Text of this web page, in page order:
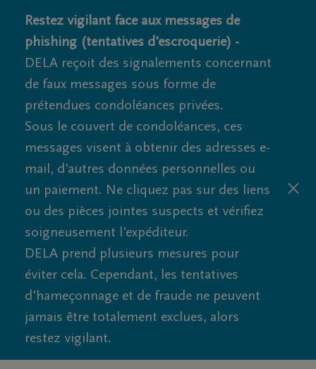
Restez vigilant face aux messages de
phishing (tentatives d'escroquerie) -
DELA reçoit des signalements concernant
de faux messages sous forme de
prétendues condoléances privées.
Sous le couvert de condoléances, ces
messages visent à obtenir des adresses e-
mail, d'autres données personnelles ou
un paiement. Ne cliquez pas sur des liens
ou des pièces jointes suspects et vérifiez
soigneusement l'expéditeur.
DELA prend plusieurs mesures pour
éviter cela. Cependant, les tentatives
d'hameçonnage et de fraude ne peuvent
jamais être totalement exclues, alors
restez vigilant.